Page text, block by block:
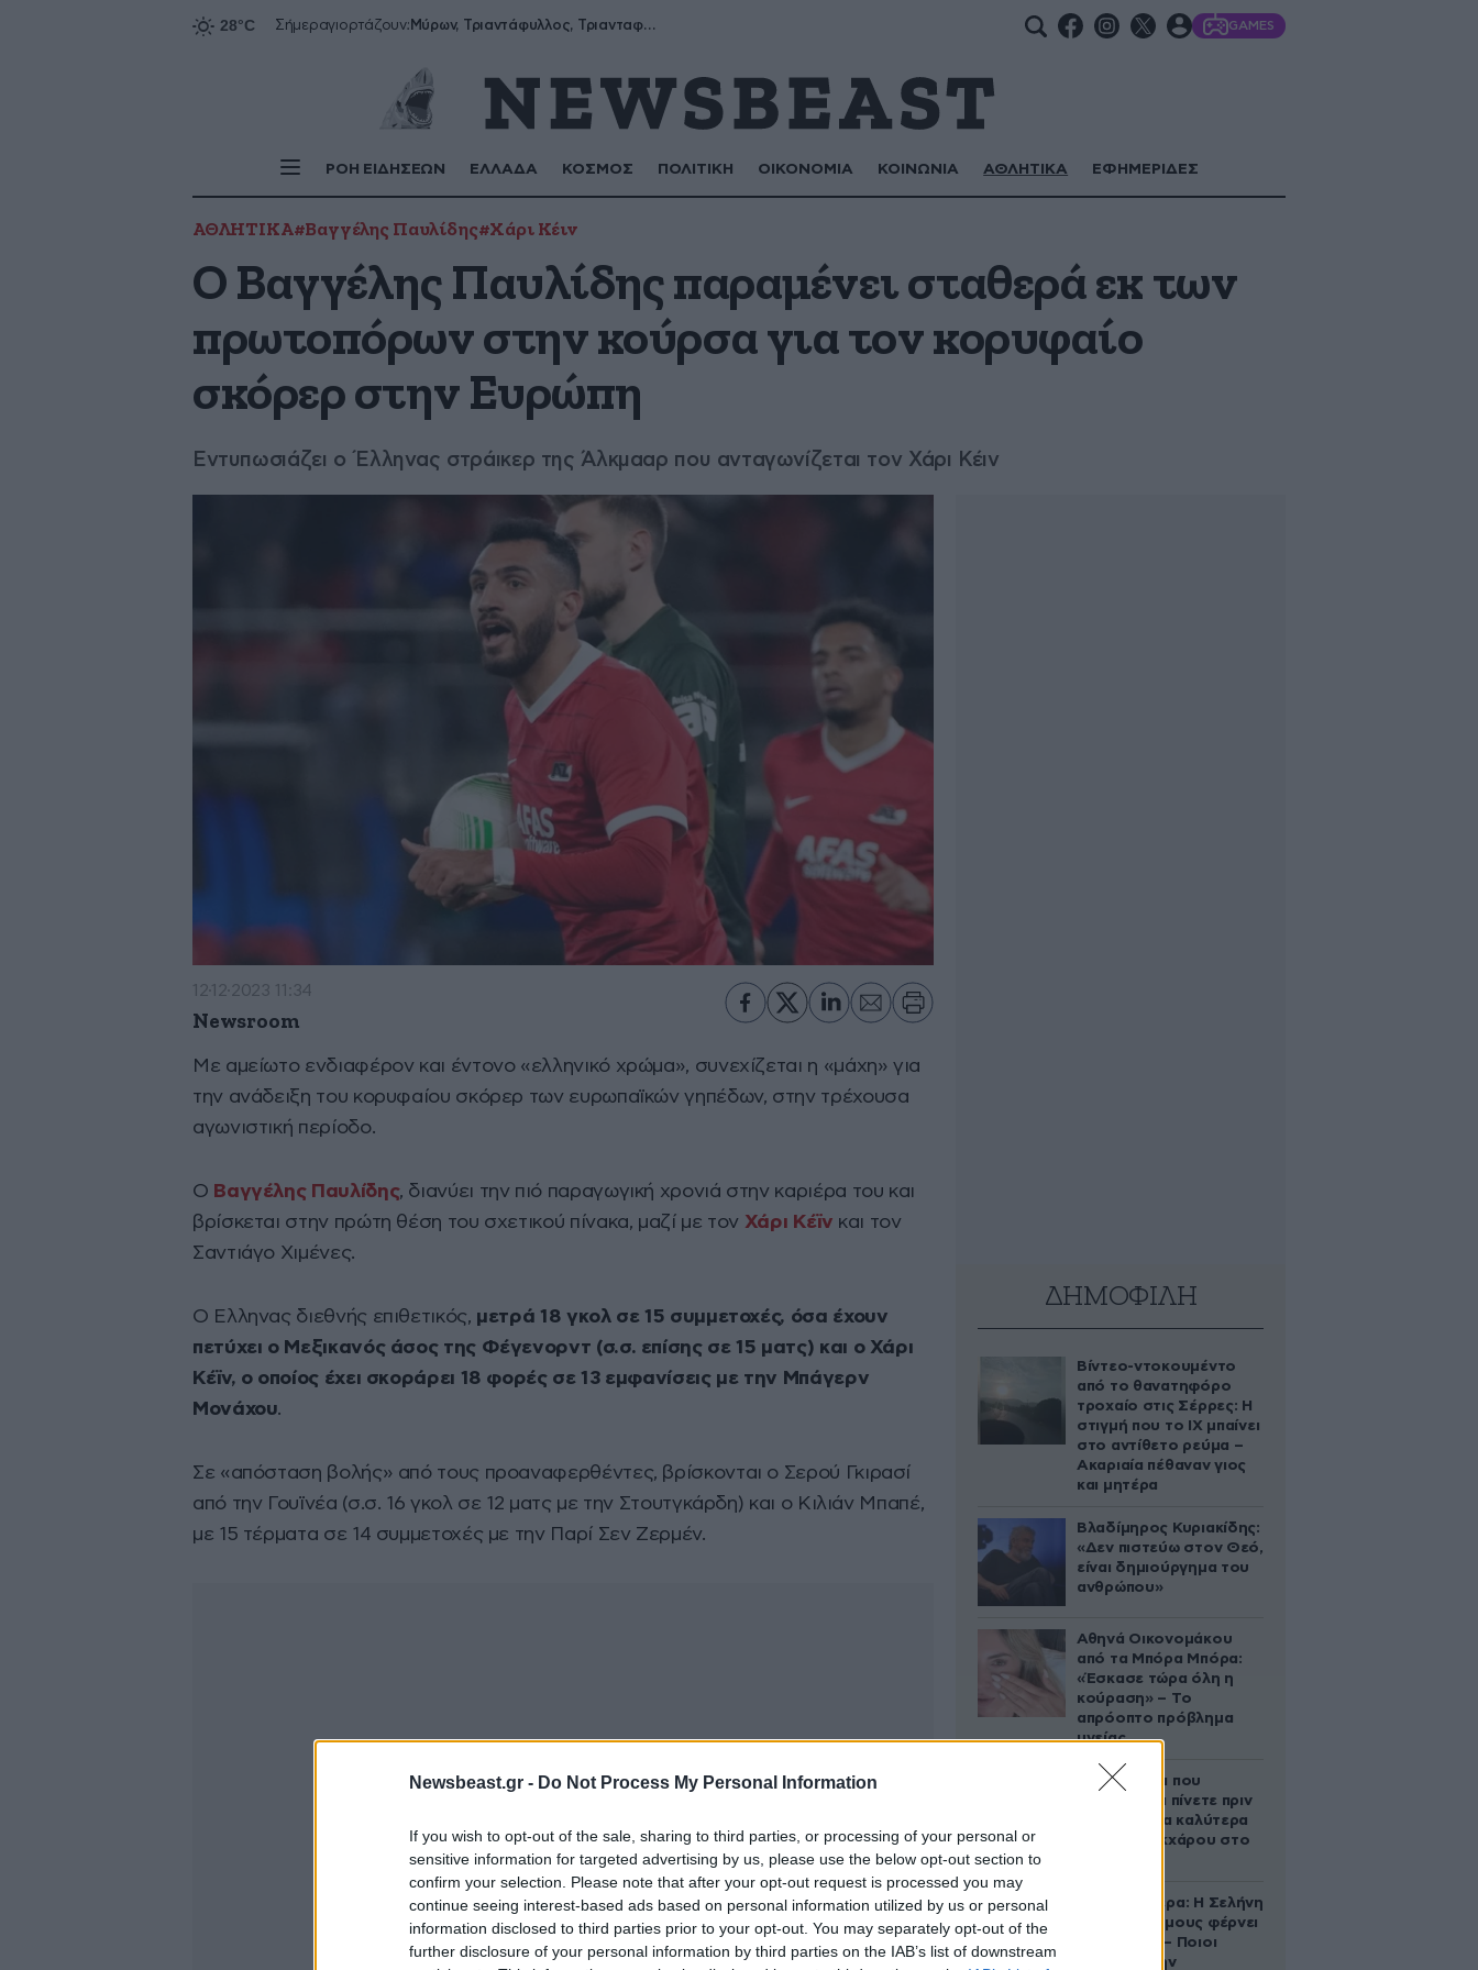
Newsbeast.gr - Do Not Process My Personal Information
If you wish to opt-out of the sale, sharing to third parties, or processing of your personal or
sensitive information for targeted advertising by us, please use the below opt-out section to
confirm your selection. Please note that after your opt-out request is processed you may
continue seeing interest-based ads based on personal information utilized by us or personal
information disclosed to third parties prior to your opt-out. You may separately opt-out of the
further disclosure of your personal information by third parties on the IAB’s list of downstream
Σήμεραγιορτάζουν: Μύρων, Τριαντάφυλλος, Τριανταφυλλιά, Φυλλιώ, Ρόζα GAMES
ΡΟΗ ΕΙΔΗΣΕΩΝ ΕΛΛΑΔΑ ΚΟΣΜΟΣ ΠΟΛΙΤΙΚΗ ΟΙΚΟΝΟΜΙΑ ΚΟΙΝΩΝΙΑ ΑΘΛΗΤΙΚΑ ΕΦΗΜΕΡΙΔΕΣ
ΑΘΛΗΤΙΚΑ#Βαγγέλης Παυλίδης#Χάρι Κέιν
Ο Βαγγέλης Παυλίδης παραμένει σταθερά εκ των
πρωτοπόρων στην κούρσα για τον κορυφαίο
σκόρερ στην Ευρώπη
Εντυπωσιάζει ο Έλληνας στράικερ της Άλκμααρ που ανταγωνίζεται τον Χάρι Κέιν
12·12·2023 11:34
Newsroom
Με αμείωτο ενδιαφέρον και έντονο «ελληνικό χρώμα», συνεχίζεται η «μάχη» για
την ανάδειξη του κορυφαίου σκόρερ των ευρωπαϊκών γηπέδων, στην τρέχουσα
αγωνιστική περίοδο.
Ο Βαγγέλης Παυλίδης, διανύει την πιό παραγωγική χρονιά στην καριέρα του και
βρίσκεται στην πρώτη θέση του σχετικού πίνακα, μαζί με τον Χάρι Κέϊν και τον
Σαντιάγο Χιμένες.
Ο Ελληνας διεθνής επιθετικός, μετρά 18 γκολ σε 15 συμμετοχές, όσα έχουν
πετύχει ο Μεξικανός άσος της Φέγενορντ (σ.σ. επίσης σε 15 ματς) και ο Χάρι
Κέϊν, ο οποίος έχει σκοράρει 18 φορές σε 13 εμφανίσεις με την Μπάγερν
Μονάχου.
Σε «απόσταση βολής» από τους προαναφερθέντες, βρίσκονται ο Σερού Γκιρασί
από την Γουϊνέα (σ.σ. 16 γκολ σε 12 ματς με την Στουτγκάρδη) και ο Κιλιάν Μπαπέ,
με 15 τέρματα σε 14 συμμετοχές με την Παρί Σεν Ζερμέν.
ΔΗΜΟΦΙΛΗ
Βίντεο-ντοκουμέντο
από το θανατηφόρο
τροχαίο στις Σέρρες: Η
στιγμή που το ΙΧ μπαίνει
στο αντίθετο ρεύμα –
Ακαριαία πέθαναν γιος
και μητέρα
Βλαδίμηρος Κυριακίδης:
«Δεν πιστεύω στον Θεό,
είναι δημιούργημα του
ανθρώπου»
Αθηνά Οικονομάκου
από τα Μπόρα Μπόρα:
«Έσκασε τώρα όλη η
κούραση» – Το
απρόοπτο πρόβλημα
υγείας
5 ροφήματα που
μπορείτε να πίνετε πριν
τον ύπνο για καλύτερα
επίπεδα σακχάρου στο
Ζώδια σήμερα: Η Σελήνη
στους Διδύμους φέρνει
ανατροπές – Ποιοι
δέχονται την